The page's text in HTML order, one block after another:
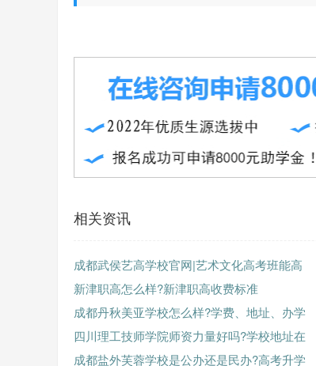
相关资讯
成都武侯艺高学校官网|艺术文化高考班能高
新津职高怎么样?新津职高收费标准
成都丹秋美亚学校怎么样?学费、地址、办学
四川理工技师学院师资力量好吗?学校地址在
成都盐外芙蓉学校是公办还是民办?高考升学